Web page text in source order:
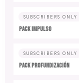
SUBSCRIBERS ONLY
PACK IMPULSO
SUBSCRIBERS ONLY
PACK PROFUNDIZACIÓN